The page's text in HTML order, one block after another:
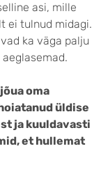
asi, mille
ei tulnud midagi.
ka väga palju
oma
üldise
ja kuuldavasti
et hullemat